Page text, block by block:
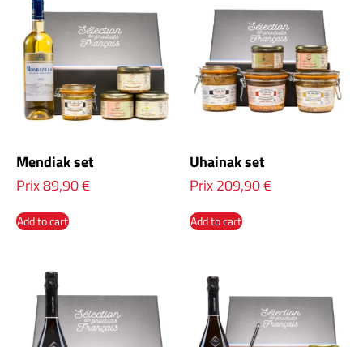
Mendiak set
Prix89,90€
Add to cart
Uhainak set
Prix209,90€
Add to cart